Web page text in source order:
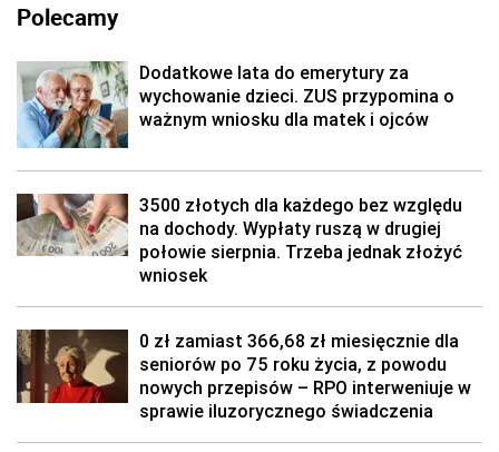
Polecamy
Dodatkowe lata do emerytury za
wychowanie dzieci. ZUS przypomina o
ważnym wniosku dla matek i ojców
3500 złotych dla każdego bez względu
na dochody. Wypłaty ruszą w drugiej
połowie sierpnia. Trzeba jednak złożyć
wniosek
0 zł zamiast 366,68 zł miesięcznie dla
seniorów po 75 roku życia, z powodu
nowych przepisów – RPO interweniuje w
sprawie iluzorycznego świadczenia